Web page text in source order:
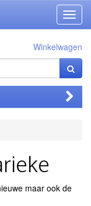
Winkelwagen
maar ook de